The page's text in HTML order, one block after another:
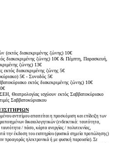
(εκτός διακεκριμένης ζώνης) 10€
διακεκριμένης ζώνης) 10€ & Πέμπτη, Παρασκευή,
ζώνης) 13€
εκτός διακεκριμένης ζώνης 5€
5€ - Συνοδός 5€
εκτός διακεκριμένης ζώνης) 10€
Θεατρολογίας ισχύουν εκτός Σαββατοκύριακο
Σαββατοκύριακου
αντιτίμου απαιτείται η προσκόμιση και επίδειξη των
δικαιολογητικών (ενδεικτικά: ταυτότητα,
/ πάσο, κάρτα ανεργίας / πολυτεκνίας,
την έκδοση του εισιτηρίου (φυσικά σημεία προπώλησης)
προαγοράς ηλεκτρονικά ή με φυσική παρουσία). Σε